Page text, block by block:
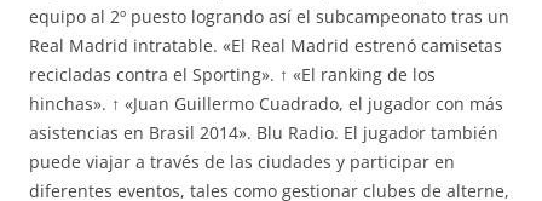
equipo al 2º puesto logrando así el subcampeonato tras un
Real Madrid intratable. «El Real Madrid estrenó camisetas
recicladas contra el Sporting». ↑ «El ranking de los
hinchas». ↑ «Juan Guillermo Cuadrado, el jugador con más
asistencias en Brasil 2014». Blu Radio. El jugador también
puede viajar a través de las ciudades y participar en
diferentes eventos, tales como gestionar clubes de alterne,